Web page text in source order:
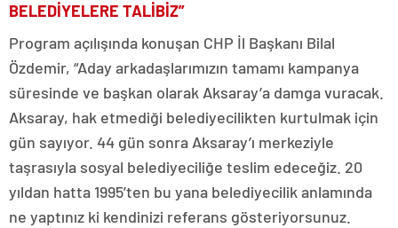
BELEDİYELERE TALİBİZ”
Program açılışında konuşan CHP İl Başkanı Bilal
Özdemir, “Aday arkadaşlarımızın tamamı kampanya
süresinde ve başkan olarak Aksaray’a damga vuracak.
Aksaray, hak etmediği belediyecilikten kurtulmak için
gün sayıyor. 44 gün sonra Aksaray’ı merkeziyle
taşrasıyla sosyal belediyeciliğe teslim edeceğiz. 20
yıldan hatta 1995’ten bu yana belediyecilik anlamında
ne yaptınız ki kendinizi referans gösteriyorsunuz.